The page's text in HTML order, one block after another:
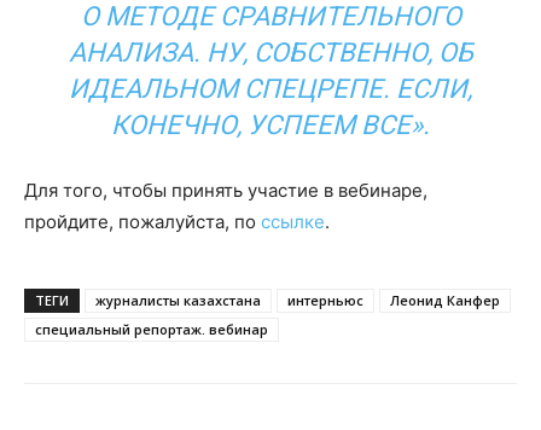
О МЕТОДЕ СРАВНИТЕЛЬНОГО
АНАЛИЗА. НУ, СОБСТВЕННО, ОБ
ИДЕАЛЬНОМ СПЕЦРЕПЕ. ЕСЛИ,
КОНЕЧНО, УСПЕЕМ ВСЕ».
Для того, чтобы принять участие в вебинаре,
пройдите, пожалуйста, по ссылке.
ТЕГИ журналисты казахстана интерньюс
Леонид Канфер
специальный репортаж. вебинар